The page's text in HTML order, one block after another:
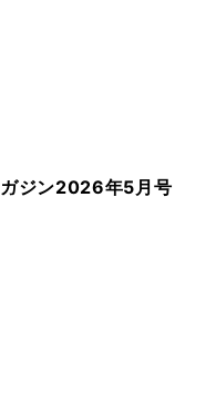
ジン2026年5月号